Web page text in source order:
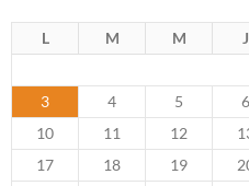
L M M J
3
4 5 6
10
11 12
17
18 19